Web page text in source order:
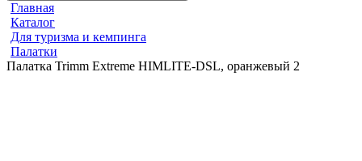
Главная
Каталог
Для туризма и кемпинга
Палатки
Палатка Trimm Extreme HIMLITE-DSL, оранжевый 2